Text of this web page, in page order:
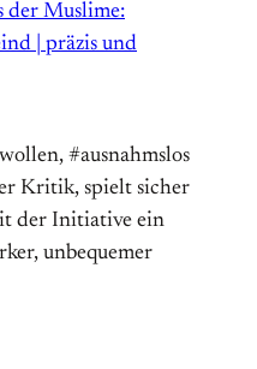
der Muslime:
| präzis und
#ausnahmslos
Kritik, spielt sicher
der Initiative ein
unbequemer